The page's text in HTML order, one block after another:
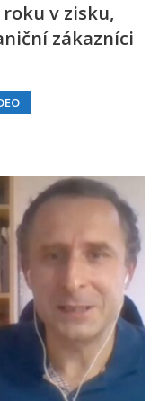
roku v zisku,
zákazníci